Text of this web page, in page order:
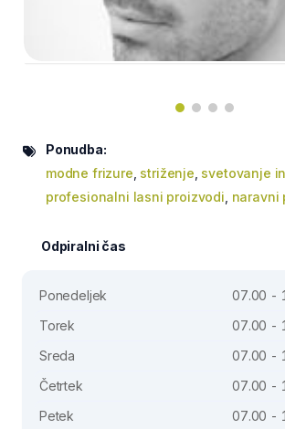
Ponudba:
modne frizure striženje svetovanje
profesionalni lasni proizvodi naravni
Odpiralni čas
Ponedeljek
07.00 -
Torek
07.00 -
Sreda
07.00 -
Četrtek
07.00 -
Petek
07.00 -